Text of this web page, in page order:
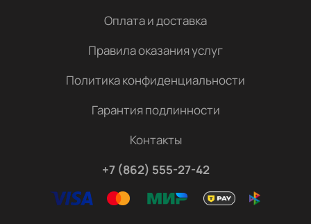
Оплата и доставка
Правила оказания услуг
Политика конфиденциальности
Гарантия подлинности
Контакты
+7 (862) 555-27-42